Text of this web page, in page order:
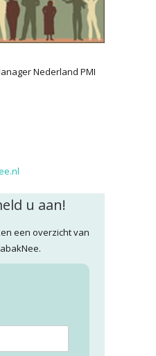
Nederland PMI
u aan!
een overzicht van